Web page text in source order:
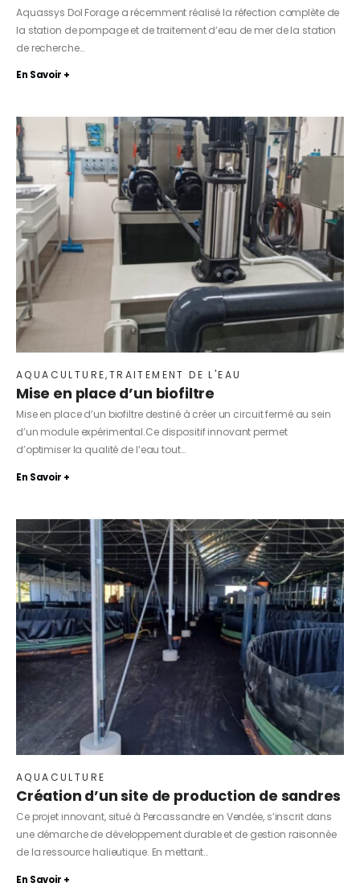
Aquassys Dol Forage a récemment réalisé la réfection complète de
la station de pompage et de traitement d’eau de mer de la station
de recherche…
En Savoir +
AQUACULTURE,TRAITEMENT DE L'EAU
Mise en place d’un biofiltre
Mise en place d’un biofiltre destiné à créer un circuit fermé au sein
d’un module expérimental.Ce dispositif innovant permet
d’optimiser la qualité de l’eau tout…
En Savoir +
AQUACULTURE
Création d’un site de production de sandres
Ce projet innovant, situé à Percassandre en Vendée, s’inscrit dans
une démarche de développement durable et de gestion raisonnée
de la ressource halieutique. En mettant…
En Savoir +